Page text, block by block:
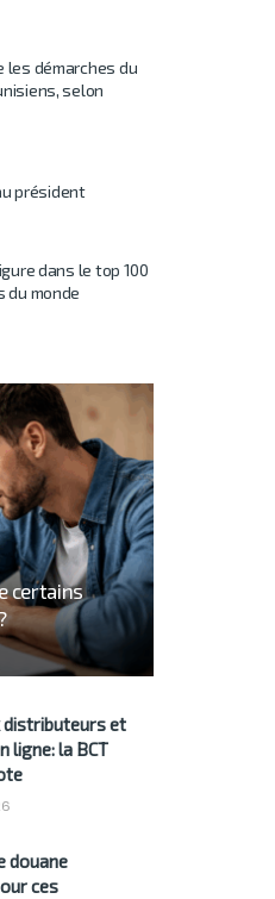
les démarches du
selon
président
dans le top 100
du monde
certains
distributeurs et
ligne: la BCT
douane
ces